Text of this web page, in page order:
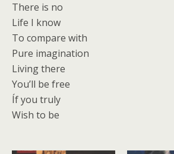
There is no
Life I know
To compare with
Pure imagination
Living there
You’ll be free
Íf you truly
Wish to be